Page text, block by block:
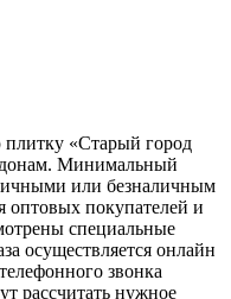
«Старый город
Минимальный
или безналичным
оптовых покупателей и
специальные
осуществляется онлайн
звонка
рассчитать нужное